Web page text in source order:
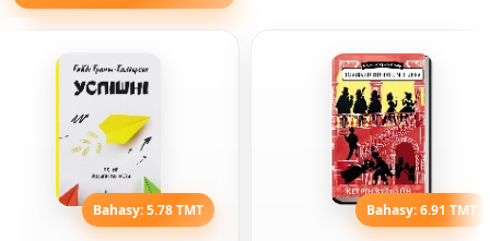
Bahasy: 5.78 TMT Bahasy: 6.91 TMT